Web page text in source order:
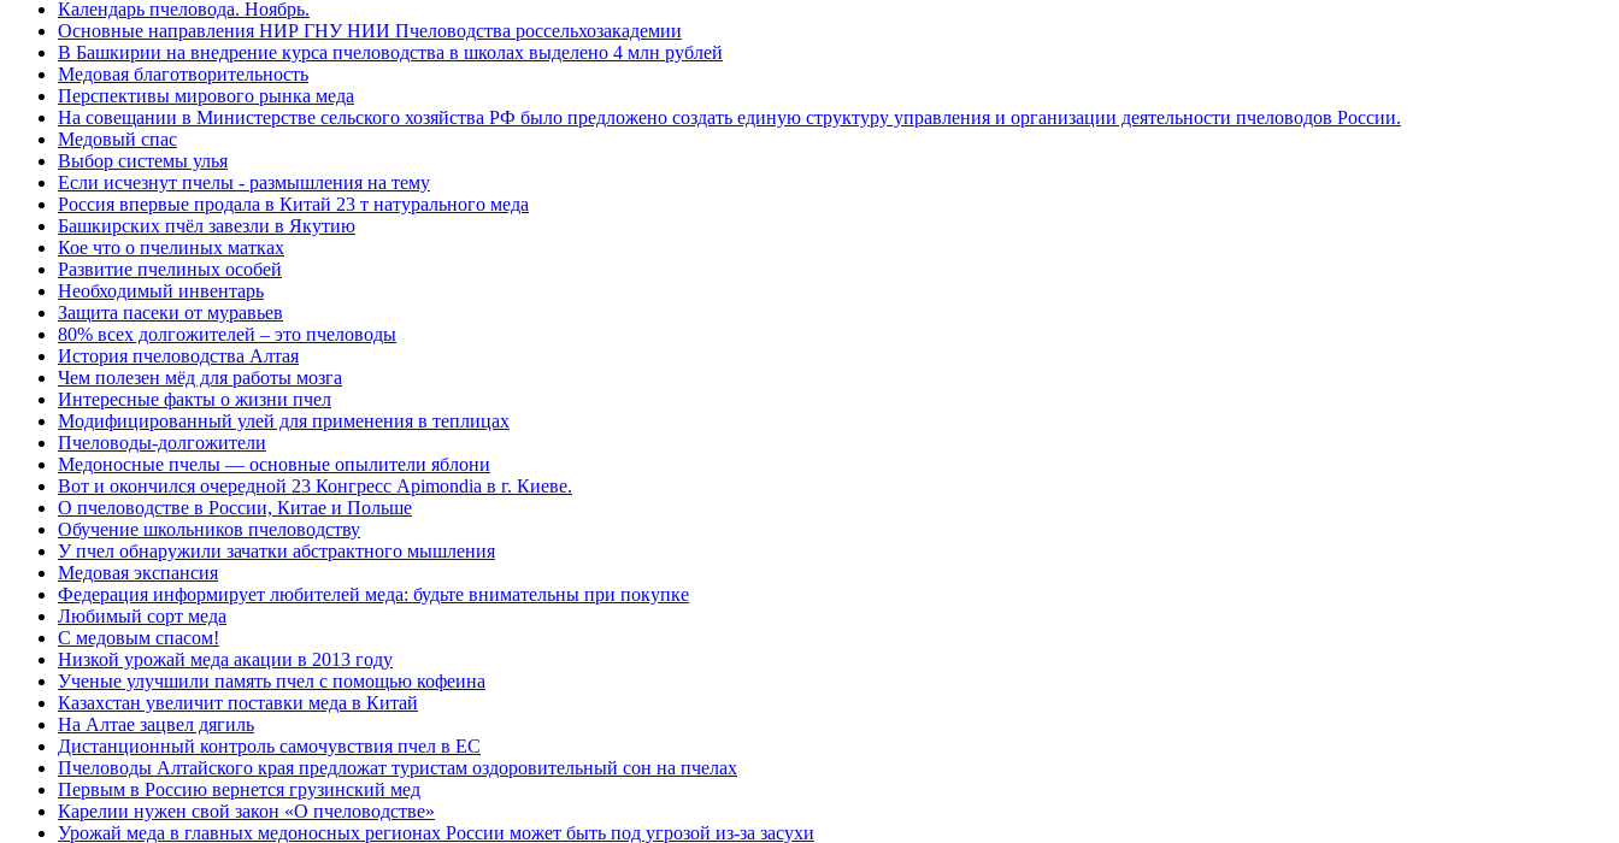
Календарь пчеловода. Ноябрь.
Основные направления НИР ГНУ НИИ Пчеловодства россельхозакадемии
В Башкирии на внедрение курса пчеловодства в школах выделено 4 млн рублей
Медовая благотворительность
Перспективы мирового рынка меда
На совещании в Министерстве сельского хозяйства РФ было предложено создать единую структуру управления и организации деятельности пчеловодов России.
Медовый спас
Выбор системы улья
Если исчезнут пчелы - размышления на тему
Россия впервые продала в Китай 23 т натурального меда
Башкирских пчёл завезли в Якутию
Кое что о пчелиных матках
Развитие пчелиных особей
Необходимый инвентарь
Защита пасеки от муравьев
80% всех долгожителей – это пчеловоды
История пчеловодства Алтая
Чем полезен мёд для работы мозга
Интересные факты о жизни пчел
Модифицированный улей для применения в теплицах
Пчеловоды-долгожители
Медоносные пчелы — основные опылители яблони
Вот и окончился очередной 23 Конгресс Apimondia в г. Киеве.
О пчеловодстве в России, Китае и Польше
Обучение школьников пчеловодству
У пчел обнаружили зачатки абстрактного мышления
Медовая экспансия
Федерация информирует любителей меда: будьте внимательны при покупке
Любимый сорт меда
С медовым спасом!
Низкой урожай меда акации в 2013 году
Ученые улучшили память пчел с помощью кофеина
Казахстан увеличит поставки меда в Китай
На Алтае зацвел дягиль
Дистанционный контроль самочувствия пчел в ЕС
Пчеловоды Алтайского края предложат туристам оздоровительный сон на пчелах
Первым в Россию вернется грузинский мед
Карелии нужен свой закон «О пчеловодстве»
Урожай меда в главных медоносных регионах России может быть под угрозой из-за засухи